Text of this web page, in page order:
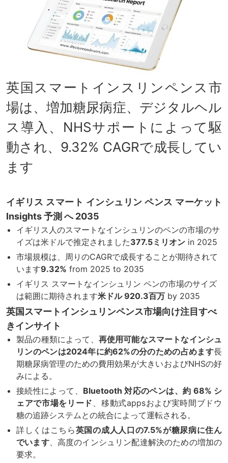
英国スマートインスリンペンス市
場は、増加糖尿病症、デジタルヘル
ス導入、NHSサポートによって駆
動され、9.32% CAGRで成長してい
ます
イギリス スマート インシュリン ペンス マーケット
Insights 予測 へ 2035
イギリス人のスマートなインシュリンのペンの市場のサ
イズは米ドルで推定されました377.5ミリオン in 2025
市場規模は、周りのCAGRで成長することが期待されて
います9.32% from 2025 to 2035
イギリス スマートなインシュリン ペンの市場のサイズ
は範囲に期待されます米ドル 920.3百万 by 2035
英国スマートインシュリンペンス市場向け注目すべ
きインサイト
製品の種類によって、 再使用可能なスマートなインシュ
リンのペンは2024年に約62%の分のための占めます長
期糖尿病管理のための費用効果が大きいおよびNHSの好
みによる。
接続性によって、 Bluetooth 対応のペンは、約 68% シ
ェアで市場をリード
、移動式appsおよび実時間ブドウ
糖の追跡システムとの統合によって運転される。
詳しくはこちら英国の成人人口の7.5%が糖尿病に住ん
でいます、高度のインシュリン配達解決のための増加の
要求。